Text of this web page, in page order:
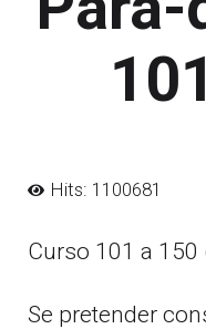
Hits: 1100681
Curso 101 a 150
Se pretender